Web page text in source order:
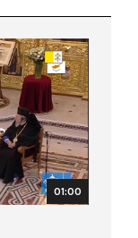
01:00